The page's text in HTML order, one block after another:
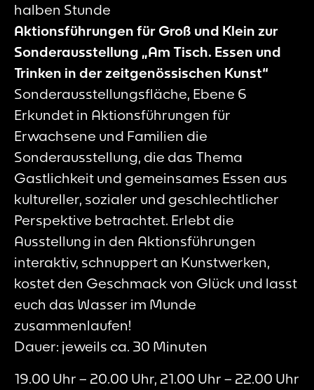
halben Stunde
Aktionsführungen für Groß und Klein zur
Sonderausstellung „Am Tisch. Essen und
Trinken in der zeitgenössischen Kunst“
Sonderausstellungsfläche, Ebene 6
Erkundet in Aktionsführungen für
Erwachsene und Familien die
Sonderausstellung, die das Thema
Gastlichkeit und gemeinsames Essen aus
kultureller, sozialer und geschlechtlicher
Perspektive betrachtet. Erlebt die
Ausstellung in den Aktionsführungen
interaktiv, schnuppert an Kunstwerken,
kostet den Geschmack von Glück und lasst
euch das Wasser im Munde
zusammenlaufen!
Dauer: jeweils ca. 30 Minuten
19.00 Uhr – 20.00 Uhr, 21.00 Uhr – 22.00 Uhr